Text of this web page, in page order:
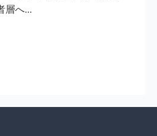
層へ...